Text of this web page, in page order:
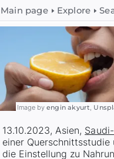
Main page Explore
Image by engin akyurt
13.10.2023, Asien,
einer
die Einstellung zu